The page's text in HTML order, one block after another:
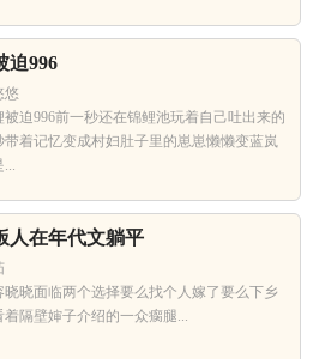
迫996
悠
被迫996前一秒还在锦鲤池玩着自己吐出来的
带着记忆变成村妇肚子里的崽崽懒懒变蓝岚
...
人在年代文躺平
晓晓面临两个选择要么找个人嫁了要么下乡
着隔壁婶子介绍的一众瘸腿...